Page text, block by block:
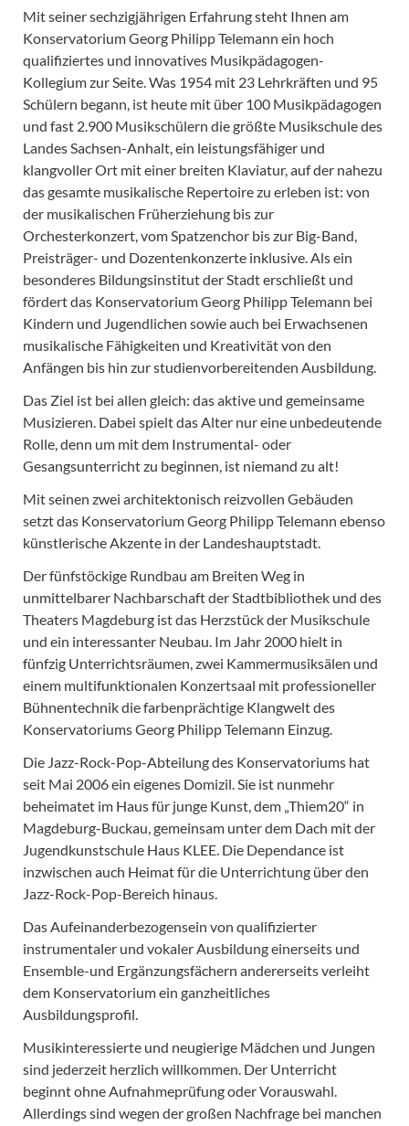
Mit seiner sechzigjährigen Erfahrung steht Ihnen am
Konservatorium Georg Philipp Telemann ein hoch
qualifiziertes und innovatives Musikpädagogen-
Kollegium zur Seite. Was 1954 mit 23 Lehrkräften und 95
Schülern begann, ist heute mit über 100 Musikpädagogen
und fast 2.900 Musikschülern die größte Musikschule des
Landes Sachsen-Anhalt, ein leistungsfähiger und
klangvoller Ort mit einer breiten Klaviatur, auf der nahezu
das gesamte musikalische Repertoire zu erleben ist: von
der musikalischen Früherziehung bis zur
Orchesterkonzert, vom Spatzenchor bis zur Big-Band,
Preisträger- und Dozentenkonzerte inklusive. Als ein
besonderes Bildungsinstitut der Stadt erschließt und
fördert das Konservatorium Georg Philipp Telemann bei
Kindern und Jugendlichen sowie auch bei Erwachsenen
musikalische Fähigkeiten und Kreativität von den
Anfängen bis hin zur studienvorbereitenden Ausbildung.
Das Ziel ist bei allen gleich: das aktive und gemeinsame
Musizieren. Dabei spielt das Alter nur eine unbedeutende
Rolle, denn um mit dem Instrumental- oder
Gesangsunterricht zu beginnen, ist niemand zu alt!
Mit seinen zwei architektonisch reizvollen Gebäuden
setzt das Konservatorium Georg Philipp Telemann ebenso
künstlerische Akzente in der Landeshauptstadt.
Der fünfstöckige Rundbau am Breiten Weg in
unmittelbarer Nachbarschaft der Stadtbibliothek und des
Theaters Magdeburg ist das Herzstück der Musikschule
und ein interessanter Neubau. Im Jahr 2000 hielt in
fünfzig Unterrichtsräumen, zwei Kammermusiksälen und
einem multifunktionalen Konzertsaal mit professioneller
Bühnentechnik die farbenprächtige Klangwelt des
Konservatoriums Georg Philipp Telemann Einzug.
Die Jazz-Rock-Pop-Abteilung des Konservatoriums hat
seit Mai 2006 ein eigenes Domizil. Sie ist nunmehr
beheimatet im Haus für junge Kunst, dem „Thiem20“ in
Magdeburg-Buckau, gemeinsam unter dem Dach mit der
Jugendkunstschule Haus KLEE. Die Dependance ist
inzwischen auch Heimat für die Unterrichtung über den
Jazz-Rock-Pop-Bereich hinaus.
Das Aufeinanderbezogensein von qualifizierter
instrumentaler und vokaler Ausbildung einerseits und
Ensemble-und Ergänzungsfächern andererseits verleiht
dem Konservatorium ein ganzheitliches
Ausbildungsprofil.
Musikinteressierte und neugierige Mädchen und Jungen
sind jederzeit herzlich willkommen. Der Unterricht
beginnt ohne Aufnahmeprüfung oder Vorauswahl.
Allerdings sind wegen der großen Nachfrage bei manchen